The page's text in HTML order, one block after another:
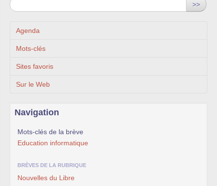
>>
Agenda
Mots-clés
Sites favoris
Sur le Web
Navigation
Mots-clés de la brève
Education informatique
BRÈVES DE LA RUBRIQUE
Nouvelles du Libre